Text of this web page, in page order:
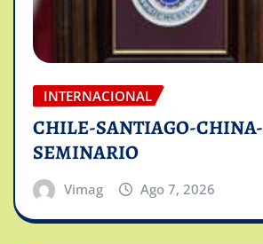
INTERNACIONAL
CHILE-SANTIAGO-CHINA-
SEMINARIO
Vimag Ago 7, 2026